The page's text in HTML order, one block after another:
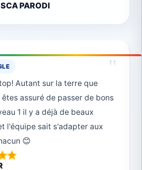
PARODI
"
Autant sur la terre que
assuré de passer de bons
1 il y a déjà de beaux
l'équipe sait s'adapter aux
😊